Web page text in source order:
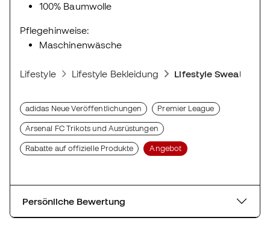
100% Baumwolle
Pflegehinweise:
Maschinenwäsche
Lifestyle Lifestyle Bekleidung Lifestyle Sweatshirts
adidas Neue Veröffentlichungen Premier League
Arsenal FC Trikots und Ausrüstungen
Rabatte auf offizielle Produkte Angebot
Persönliche Bewertung